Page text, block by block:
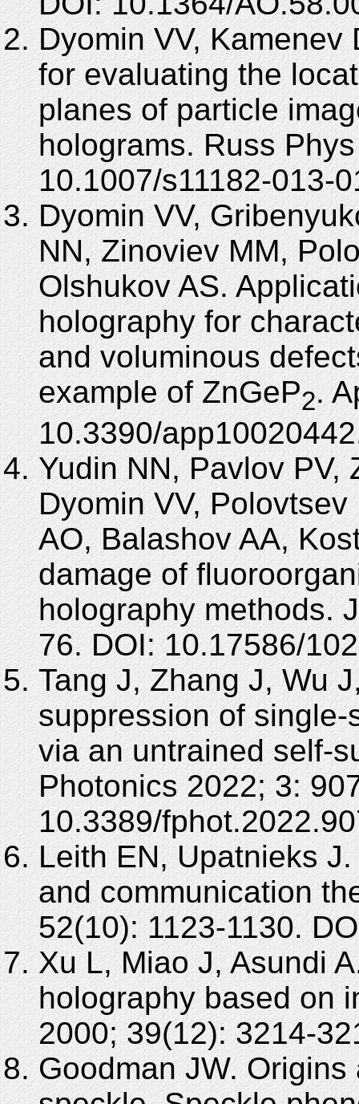
Dyomin VV, Kamenev
for evaluating the
planes of particle
holograms. Russ
10.1007/s11182-013-
Dyomin VV,
NN, Zinoviev MM,
Olshukov AS.
holography for
and voluminous
example of ZnGeP2.
10.3390/
Yudin NN, Pavlov PV,
Dyomin VV,
AO, Balashov AA,
damage of
holography methods.
76. DOI: 10.17586/
Tang J, Zhang J, Wu
suppression of
via an untrained self-
Photonics 2022; 3:
10.3389/
Leith EN, Upatnieks
and communication
52(10): 1123-1130.
Xu L, Miao J, Asundi
holography based on
2000; 39(12): 3214-
Goodman JW.